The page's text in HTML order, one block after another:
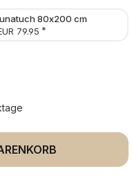
80x200 cm
79.95 *
gewünschten